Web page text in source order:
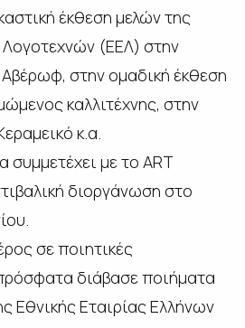
έκθεση μελών της
Λογοτεχνών (ΕΕΛ) στην
στην ομαδική έκθεση
καλλιτέχνης, στην
κ.α.
συμμετέχει με το ART
διοργάνωση στο
σε ποιητικές
διάβασε ποιήματα
Εθνικής Εταιρίας Ελλήνων